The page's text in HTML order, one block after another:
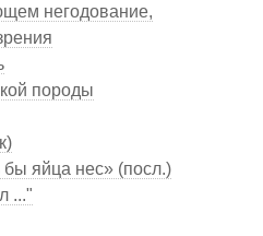
негодование,
породы
яйца нес» (посл.)
..."